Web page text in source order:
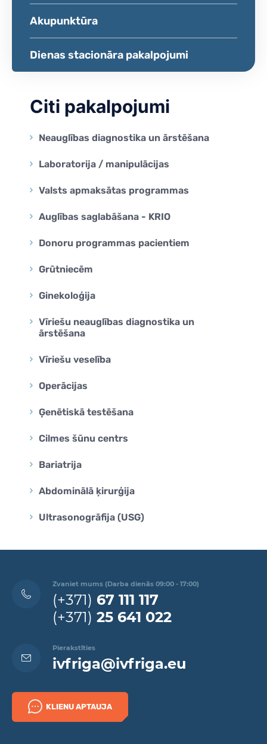
Akupunktūra
Dienas stacionāra pakalpojumi
Citi pakalpojumi
Neauglības diagnostika un ārstēšana
Laboratorija / manipulācijas
Valsts apmaksātas programmas
Auglības saglabāšana - KRIO
Donoru programmas pacientiem
Grūtniecēm
Ginekoloģija
Vīriešu neauglības diagnostika un
ārstēšana
Vīriešu veselība
Operācijas
Ģenētiskā testēšana
Cilmes šūnu centrs
Bariatrija
Abdominālā ķirurģija
Ultrasonogrāfija (USG)
Zvaniet mums (Darba dienās 09:00 - 17:00)
(+371) 67 111 117
(+371) 25 641 022
Pierakstīties
ivfriga@ivfriga.eu
KLIENU APTAUJA